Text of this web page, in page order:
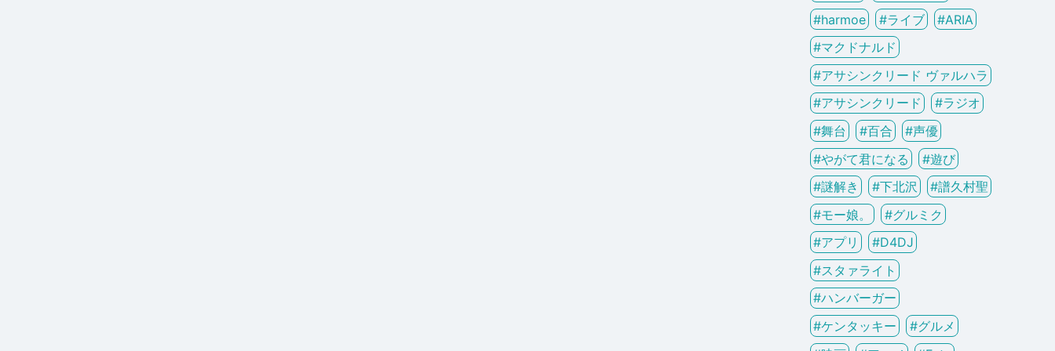
#harmoe #ライブ #ARIA
#マクドナルド
#アサシンクリード ヴァルハラ
#アサシンクリード #ラジオ
#舞台 #百合 #声優
#やがて君になる #遊び
#謎解き #下北沢 #譜久村聖
#モー娘。 #グルミク
#アプリ #D4DJ
#スタァライト
#ハンバーガー
#ケンタッキー #グルメ